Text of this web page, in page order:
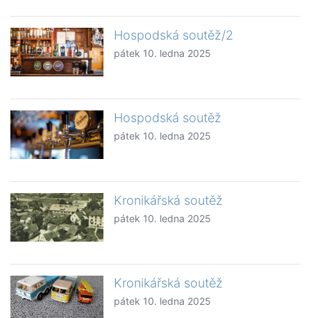
Hospodská soutěž/2
pátek 10. ledna 2025
Hospodská soutěž
pátek 10. ledna 2025
Kronikářská soutěž
pátek 10. ledna 2025
Kronikářská soutěž
pátek 10. ledna 2025